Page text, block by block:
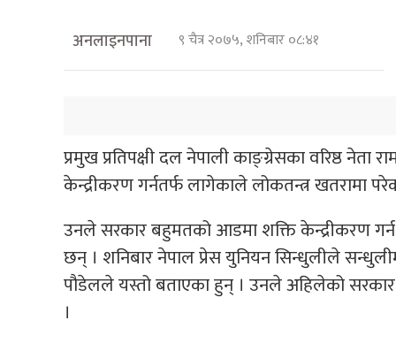
अनलाइनपाना ९ चैत्र २०७५, शनिबार ०८:४१
प्रमुख प्रतिपक्षी दल नेपाली काङ्ग्रेसका वरिष्ठ नेता
केन्द्रीकरण गर्नतर्फ लागेकाले लोकतन्त्र खतरामा
उनले सरकार बहुमतको आडमा शक्ति केन्द्रीकरण
छन् । शनिबार नेपाल प्रेस युनियन सिन्धुलीले
पौडेलले यस्तो बताएका हुन् । उनले अहिलेको
।